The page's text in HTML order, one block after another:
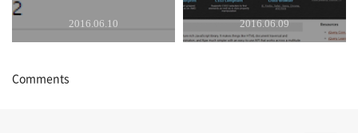
2016.06.10 2016.06.09
Comments